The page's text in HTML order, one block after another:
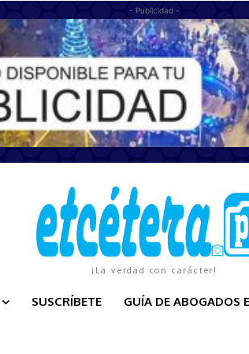
- Publicidad -
¡La verdad con carácter!
SUSCRÍBETE GUÍA DE ABOGADOS